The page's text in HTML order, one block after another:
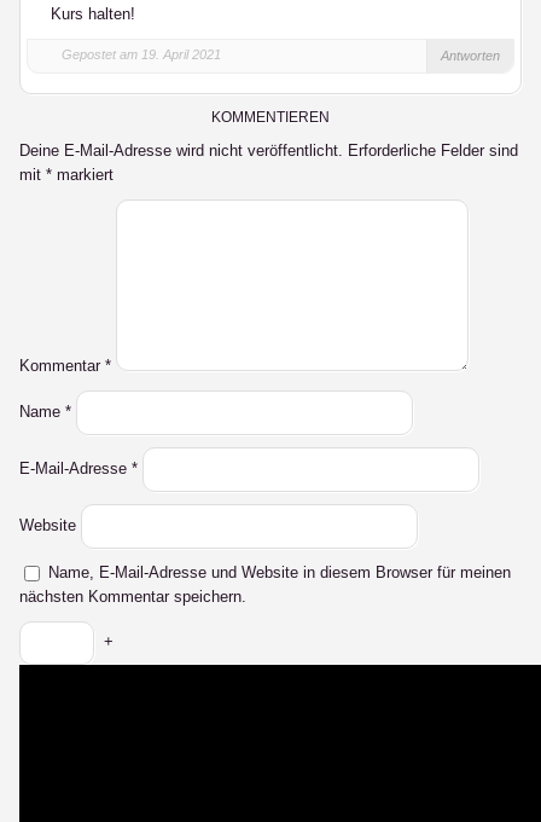
Kurs halten!
Gepostet am 19. April 2021 Antworten
KOMMENTIEREN
Deine E-Mail-Adresse wird nicht veröffentlicht. Erforderliche Felder sind
mit * markiert
Kommentar *
Name *
E-Mail-Adresse *
Website
Name, E-Mail-Adresse und Website in diesem Browser für meinen
nächsten Kommentar speichern.
+